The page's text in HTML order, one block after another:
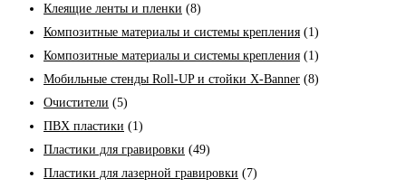
Клеящие ленты и пленки (8)
Композитные материалы и системы крепления (1)
Композитные материалы и системы крепления (1)
Мобильные стенды Roll-UP и стойки X-Banner (8)
Очистители (5)
ПВХ пластики (1)
Пластики для гравировки (49)
Пластики для лазерной гравировки (7)